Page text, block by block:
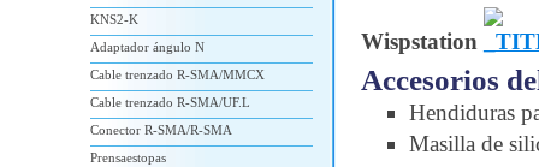
Wispstation
Accesorios
Hendiduras
Masilla de
KNS2-K
Adaptador ángulo N
Cable trenzado R-SMA/MMCX
Cable trenzado R-SMA/UF.L
Conector R-SMA/R-SMA
Prensaestopas